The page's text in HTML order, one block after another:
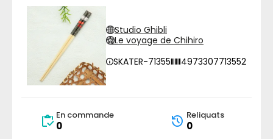
Studio Ghibli
Le voyage de Chihiro
SKATER-71355
4973307713552
En commande
0
Reliquats
0